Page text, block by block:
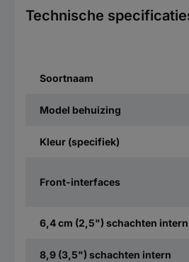
Technische
Soortnaam
Model behuizing
Kleur (specifiek)
Front-interfaces
6,4 cm (2,5") schachten intern
8,9 (3,5") schachten intern